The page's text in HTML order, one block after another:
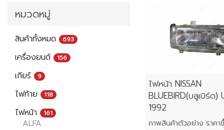
หมวดหมู่
สินค้าทั้งหมด 693
เครื่องยนต์ 156
เกียร์ 9
ไฟท้าย 118
ไฟหน้า 161
ALFA
ไฟหน้า NISSAN
BLUEBIRD(บลูเบิร์ด)
1992